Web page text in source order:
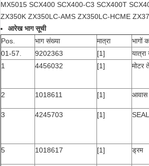
MX5015 SCX400 SCX400-C3 SCX400T
ZX350K ZX350LC-AMS ZX350LC-HCME
आरेख भाग सूची
Pos.
भाग संख्या मात्रा भागों
01-57.
9202363 [1]
1
4456032 [1] मोटर
2 1018611 [1] आवास
3 4245703 [1]
5 1018617 [1] ड्रम